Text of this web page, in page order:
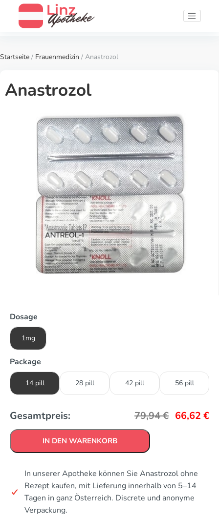
Startseite / Frauenmedizin / Anastrozol
Anastrozol
Dosage
1mg
Package
14 pill 28 pill 42 pill 56 pill
Gesamtpreis: 79,94€ 66,62 €
IN DEN WARENKORB
In unserer Apotheke können Sie Anastrozol ohne
Rezept kaufen, mit Lieferung innerhalb von 5–14
Tagen in ganz Österreich. Discrete und anonyme
Verpackung.